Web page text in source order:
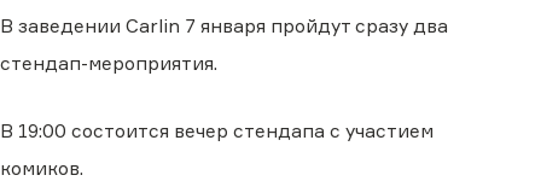
В заведении Carlin 7 января пройдут сразу два
стендап-мероприятия.
В 19:00 состоится вечер стендапа с участием
комиков.